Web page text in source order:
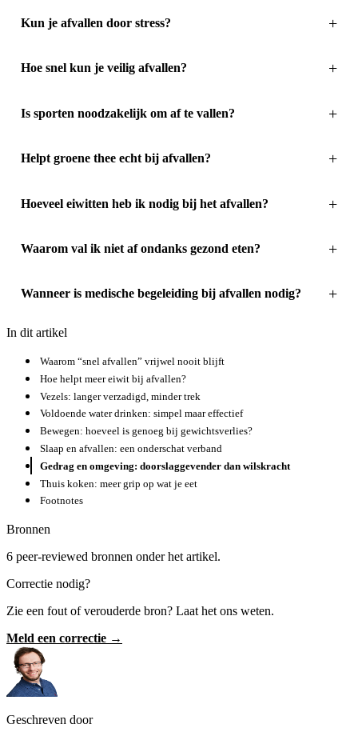
Kun je afvallen door stress?
Hoe snel kun je veilig afvallen?
Is sporten noodzakelijk om af te vallen?
Helpt groene thee echt bij afvallen?
Hoeveel eiwitten heb ik nodig bij het afvallen?
Waarom val ik niet af ondanks gezond eten?
Wanneer is medische begeleiding bij afvallen nodig?
In dit artikel
Waarom “snel afvallen” vrijwel nooit blijft
Hoe helpt meer eiwit bij afvallen?
Vezels: langer verzadigd, minder trek
Voldoende water drinken: simpel maar effectief
Bewegen: hoeveel is genoeg bij gewichtsverlies?
Slaap en afvallen: een onderschat verband
Gedrag en omgeving: doorslaggevender dan wilskracht
Thuis koken: meer grip op wat je eet
Footnotes
Bronnen
6 peer-reviewed bronnen onder het artikel.
Correctie nodig?
Zie een fout of verouderde bron? Laat het ons weten.
Meld een correctie →
Geschreven door